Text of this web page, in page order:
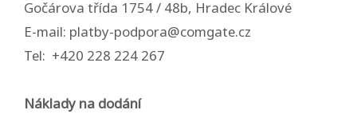
Gočárova třída 1754 / 48b, Hradec Králové
E-mail: platby-podpora@comgate.cz
Tel: +420 228 224 267
Náklady na dodání